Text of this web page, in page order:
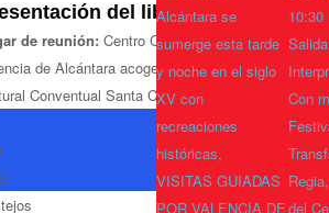
Alcántara se
sumerge esta tarde
y noche en el siglo
XV con
recreaciones
históricas,
VISITAS GUIADAS
POR VALENCIA DE
10:30
Con
del
del libro Historia de la
de reunión: Centro Cultural Conventual Santa
de Alcántara acogerá la presentación de un
Conventual Santa Clara de Valencia de